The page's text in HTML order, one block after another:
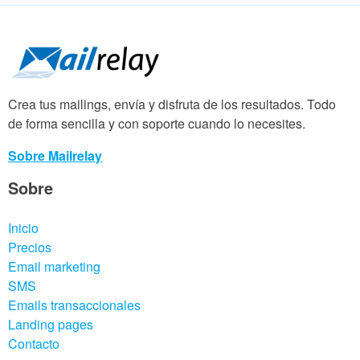
Crea tus mailings, envía y disfruta de los resultados. Todo
de forma sencilla y con soporte cuando lo necesites.
Sobre Mailrelay
Sobre
Inicio
Precios
Email marketing
SMS
Emails transaccionales
Landing pages
Contacto